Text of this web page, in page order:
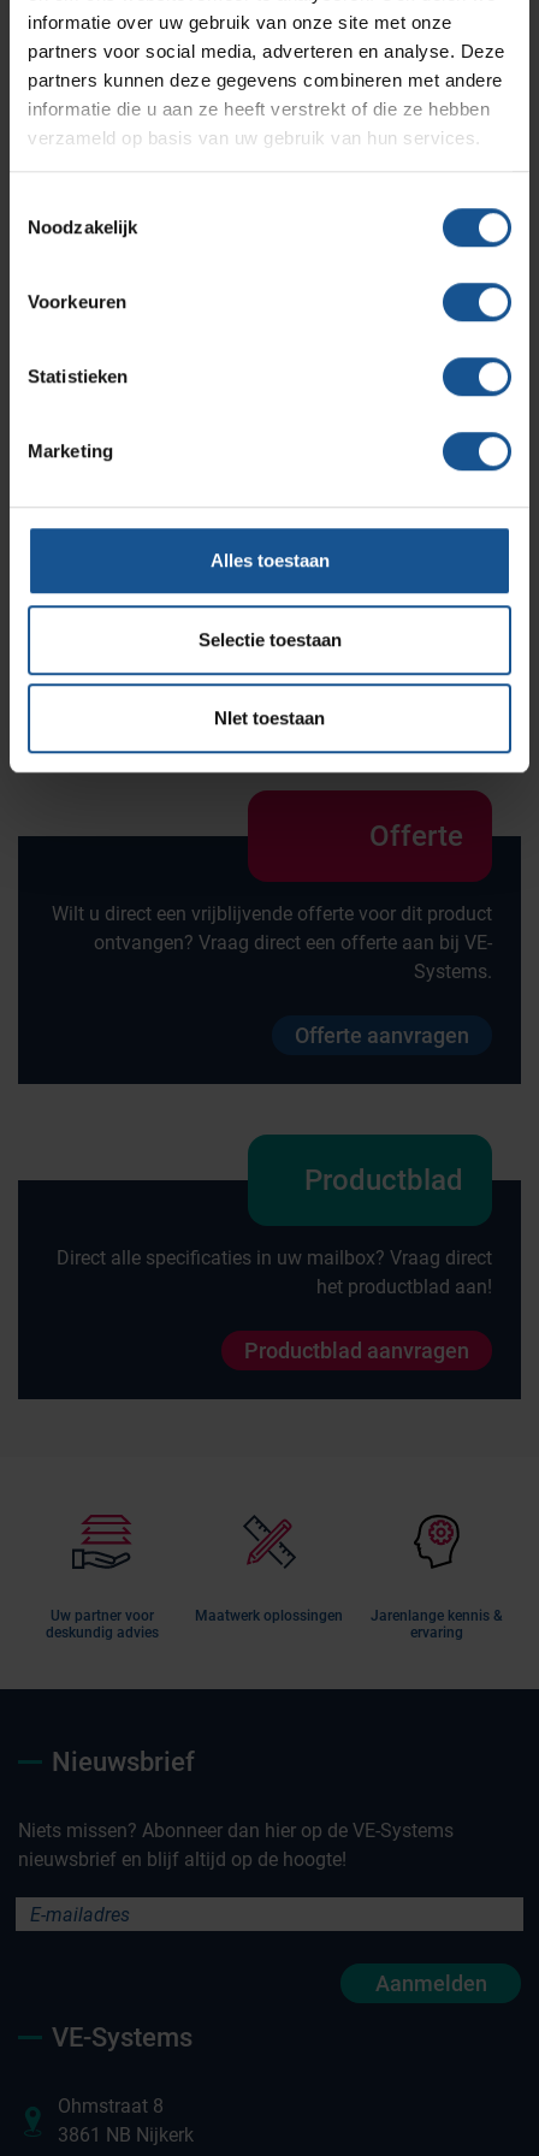
informatie over uw gebruik van onze site met onze
partners voor social media, adverteren en analyse. Deze
partners kunnen deze gegevens combineren met andere
informatie die u aan ze heeft verstrekt of die ze hebben
verzameld op basis van uw gebruik van hun services.
Noodzakelijk
Voorkeuren
Statistieken
Marketing
Alles toestaan
Selectie toestaan
NIet toestaan
Accessoires
Dekseldemping, Kunststof deksel met scharnier en
leverbaar in de kleuren: wit - groen - blauw - rood - geel -
bruin - grijs - zwart, RVS afvalzakring namonteerbaar,
Voetbediening op de deksel
Afvalinzamelaars, Ziekenhuizen en klinieken,
Breedte
Diepte
Hoogte
Materiaal
Merk
Wiel diameter
Offerte
Wilt u direct een vrijblijvende offerte voor dit product
ontvangen? Vraag direct een offerte aan bij VE-
Systems.
Offerte aanvragen
Productblad
Direct alle specificaties in uw mailbox? Vraag direct
het productblad aan!
Productblad aanvragen
Uw partner voor
deskundig advies
Maatwerk oplossingen
Jarenlange kennis &
ervaring
Nieuwsbrief
Niets missen? Abonneer dan hier op de VE-Systems
nieuwsbrief en blijf altijd op de hoogte!
Aanmelden
VE-Systems
Ohmstraat 8
3861 NB Nijkerk
Productlijnen
Assortiment
Onze merken
Hammerlit
Septodry
Contact
Ons team